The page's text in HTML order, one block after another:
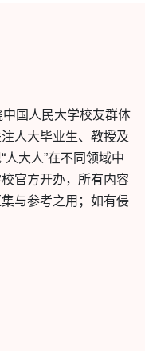
国人民大学校友群体
人大毕业生、教授及
大人”在不同领域中
官方开办，所有内容
与参考之用；如有侵